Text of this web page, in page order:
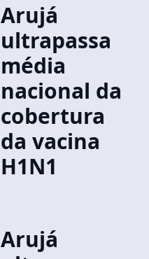
Arujá
ultrapassa
média
nacional da
cobertura
da vacina
H1N1
Arujá